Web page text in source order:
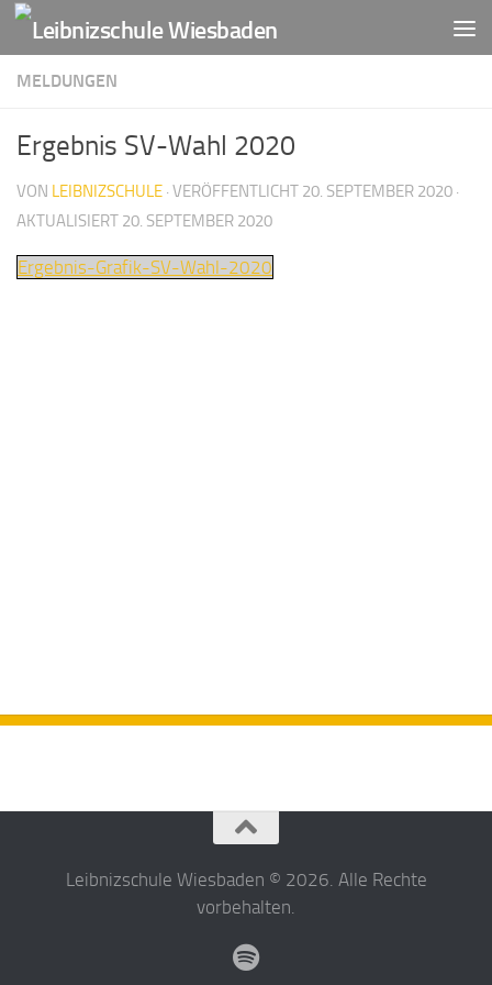
Zum Inhalt springen
MELDUNGEN
Ergebnis SV-Wahl 2020
VON LEIBNIZSCHULE · VERÖFFENTLICHT 20. SEPTEMBER 2020 ·
AKTUALISIERT 20. SEPTEMBER 2020
Ergebnis-Grafik-SV-Wahl-2020
Leibnizschule Wiesbaden © 2026. Alle Rechte
vorbehalten.